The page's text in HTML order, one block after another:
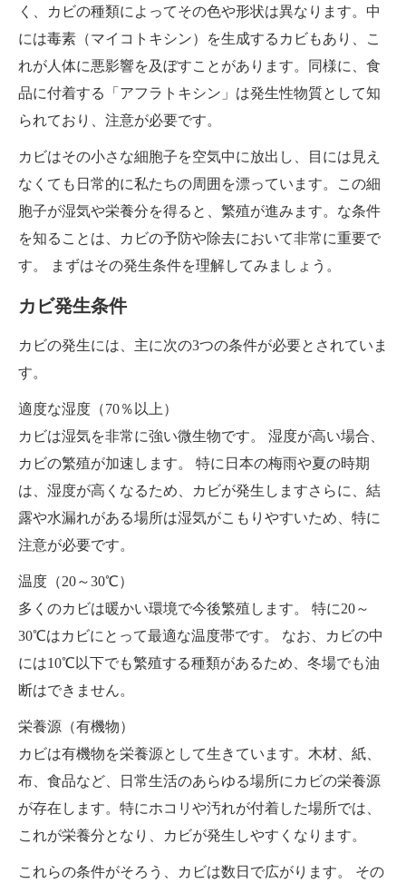
く、カビの種類によってその色や形状は異なります。中
には毒素（マイコトキシン）を生成するカビもあり、こ
れが人体に悪影響を及ぼすことがあります。同様に、食
品に付着する「アフラトキシン」は発生性物質として知
られており、注意が必要です。
カビはその小さな細胞子を空気中に放出し、目には見え
なくても日常的に私たちの周囲を漂っています。この細
胞子が湿気や栄養分を得ると、繁殖が進みます。な条件
を知ることは、カビの予防や除去において非常に重要で
す。 まずはその発生条件を理解してみましょう。
カビ発生条件
カビの発生には、主に次の3つの条件が必要とされていま
す。
適度な湿度（70％以上）
カビは湿気を非常に強い微生物です。 湿度が高い場合、
カビの繁殖が加速します。 特に日本の梅雨や夏の時期
は、湿度が高くなるため、カビが発生しますさらに、結
露や水漏れがある場所は湿気がこもりやすいため、特に
注意が必要です。
温度（20～30℃）
多くのカビは暖かい環境で今後繁殖します。 特に20～
30℃はカビにとって最適な温度帯です。 なお、カビの中
には10℃以下でも繁殖する種類があるため、冬場でも油
断はできません。
栄養源（有機物）
カビは有機物を栄養源として生きています。木材、紙、
布、食品など、日常生活のあらゆる場所にカビの栄養源
が存在します。特にホコリや汚れが付着した場所では、
これが栄養分となり、カビが発生しやすくなります。
これらの条件がそろう、カビは数日で広がります。 その